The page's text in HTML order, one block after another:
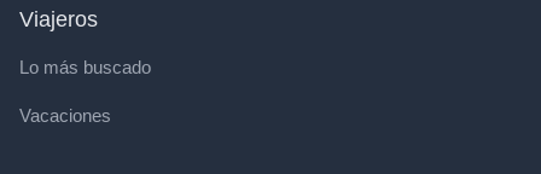
Viajeros
Lo más buscado
Vacaciones